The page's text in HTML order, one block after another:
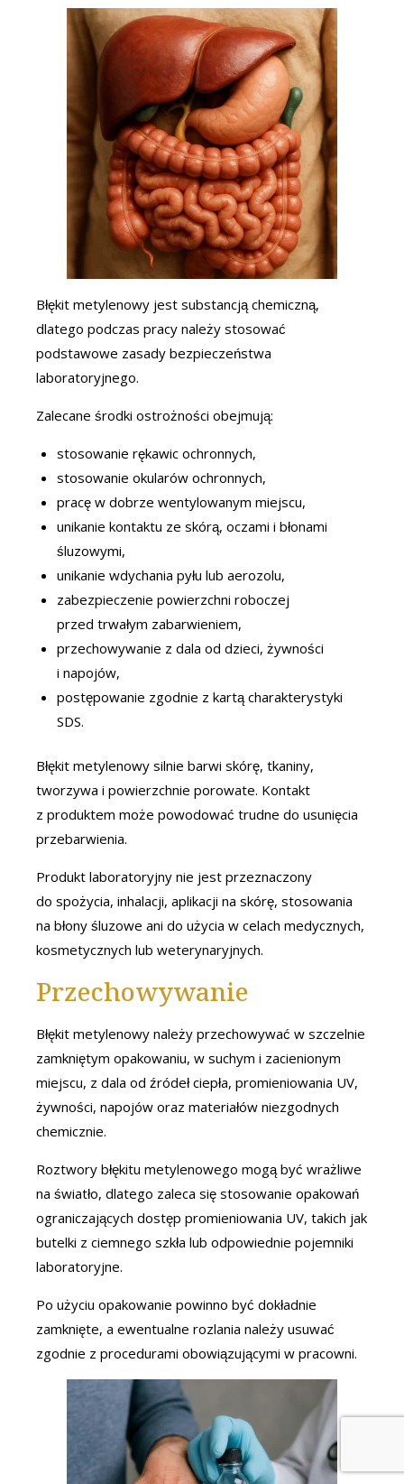
Błękit metylenowy jest substancją chemiczną,
dlatego podczas pracy należy stosować
podstawowe zasady bezpieczeństwa
laboratoryjnego.
Zalecane środki ostrożności obejmują:
stosowanie rękawic ochronnych,
stosowanie okularów ochronnych,
pracę w dobrze wentylowanym miejscu,
unikanie kontaktu ze skórą, oczami i błonami
śluzowymi,
unikanie wdychania pyłu lub aerozolu,
zabezpieczenie powierzchni roboczej
przed trwałym zabarwieniem,
przechowywanie z dala od dzieci, żywności
i napojów,
postępowanie zgodnie z kartą charakterystyki
SDS.
Błękit metylenowy silnie barwi skórę, tkaniny,
tworzywa i powierzchnie porowate. Kontakt
z produktem może powodować trudne do usunięcia
przebarwienia.
Produkt laboratoryjny nie jest przeznaczony
do spożycia, inhalacji, aplikacji na skórę, stosowania
na błony śluzowe ani do użycia w celach medycznych,
kosmetycznych lub weterynaryjnych.
Przechowywanie
Błękit metylenowy należy przechowywać w szczelnie
zamkniętym opakowaniu, w suchym i zacienionym
miejscu, z dala od źródeł ciepła, promieniowania UV,
żywności, napojów oraz materiałów niezgodnych
chemicznie.
Roztwory błękitu metylenowego mogą być wrażliwe
na światło, dlatego zaleca się stosowanie opakowań
ograniczających dostęp promieniowania UV, takich jak
butelki z ciemnego szkła lub odpowiednie pojemniki
laboratoryjne.
Po użyciu opakowanie powinno być dokładnie
zamknięte, a ewentualne rozlania należy usuwać
zgodnie z procedurami obowiązującymi w pracowni.